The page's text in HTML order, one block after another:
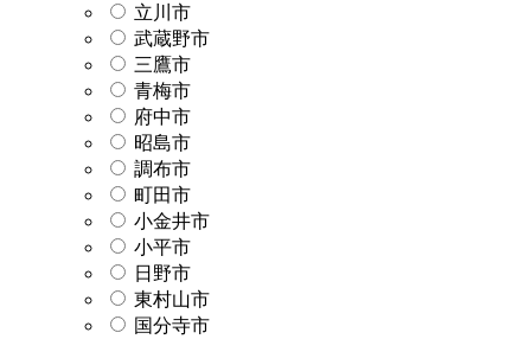
立川市
武蔵野市
三鷹市
青梅市
府中市
昭島市
調布市
町田市
小金井市
小平市
日野市
東村山市
国分寺市